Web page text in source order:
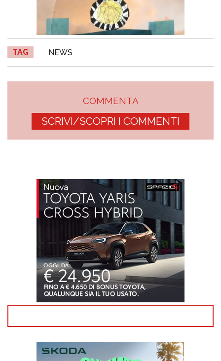
TAG NEWS
COMMENTA
SCRIVI/SCOPRI I COMMENTI